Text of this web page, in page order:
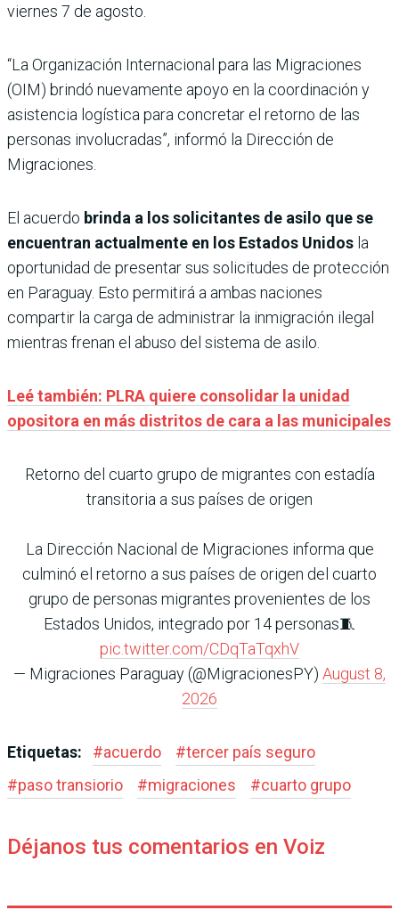
viernes 7 de agosto.
“La Organización Internacional para las Migraciones
(OIM) brindó nuevamente apoyo en la coordinación y
asistencia logística para concretar el retorno de las
personas involucradas”, informó la Dirección de
Migraciones.
El acuerdo brinda a los solicitantes de asilo que se
encuentran actualmente en los Estados Unidos la
oportunidad de presentar sus solicitudes de protección
en Paraguay. Esto permitirá a ambas naciones
compartir la carga de administrar la inmigración ilegal
mientras frenan el abuso del sistema de asilo.
Leé también: PLRA quiere consolidar la unidad
opositora en más distritos de cara a las municipales
Retorno del cuarto grupo de migrantes con estadía
transitoria a sus países de origen
La Dirección Nacional de Migraciones informa que
culminó el retorno a sus países de origen del cuarto
grupo de personas migrantes provenientes de los
Estados Unidos, integrado por 14 personas🧵
pic.twitter.com/CDqTaTqxhV
— Migraciones Paraguay (@MigracionesPY) August 8,
2026
Etiquetas: #acuerdo #tercer país seguro
#paso transiorio #migraciones #cuarto grupo
Déjanos tus comentarios en Voiz